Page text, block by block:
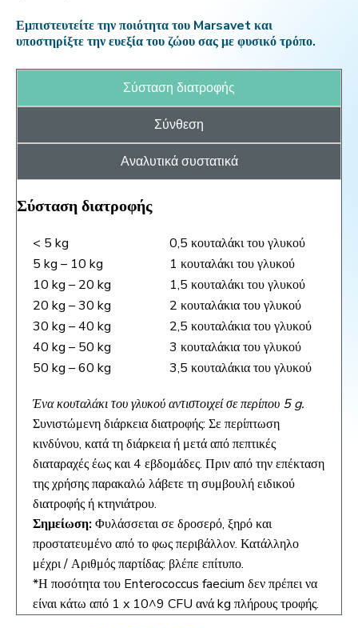
Εμπιστευτείτε την ποιότητα του Marsavet και
υποστηρίξτε την ευεξία του ζώου σας με φυσικό τρόπο.
Σύσταση διατροφής
Σύνθεση
Αναλυτικά συστατικά
Σύσταση διατροφής
< 5 kg
0,5 κουταλάκι του γλυκού
5 kg – 10 kg
1 κουταλάκι του γλυκού
10 kg – 20 kg
1,5 κουταλάκι του γλυκού
20 kg – 30 kg
2 κουταλάκια του γλυκού
30 kg – 40 kg
2,5 κουταλάκια του γλυκού
40 kg – 50 kg
3 κουταλάκια του γλυκού
50 kg – 60 kg
3,5 κουταλάκια του γλυκού
Ένα κουταλάκι του γλυκού αντιστοιχεί σε περίπου 5 g.
Συνιστώμενη διάρκεια διατροφής: Σε περίπτωση
κινδύνου, κατά τη διάρκεια ή μετά από πεπτικές
διαταραχές έως και 4 εβδομάδες. Πριν από την επέκταση
της χρήσης παρακαλώ λάβετε τη συμβουλή ειδικού
διατροφής ή κτηνιάτρου.
Σημείωση: Φυλάσσεται σε δροσερό, ξηρό και
προστατευμένο από το φως περιβάλλον. Κατάλληλο
μέχρι / Αριθμός παρτίδας: βλέπε επίτυπο.
*Η ποσότητα του Enterococcus faecium δεν πρέπει να
είναι κάτω από 1 x 10^9 CFU ανά kg πλήρους τροφής.